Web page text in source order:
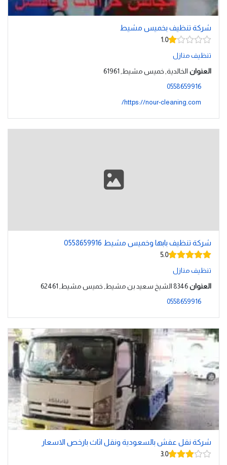
شركة تنظيف بخميس مشيط
1.0
تنظيف منازل
العنوان الخالدية, خميس مشيط, 61961
0558659916
https://nour-cleaning.com/
شركة تنظيف بابها وخميس مشيط 0558659916
5.0
تنظيف منازل
العنوان 8346 الشيخ سعيد بن مشيط, خميس مشيط, 62461
0558659916
شركة نقل عفش بالسعودية ونقل اثاث بارخص الاسعار
3.0